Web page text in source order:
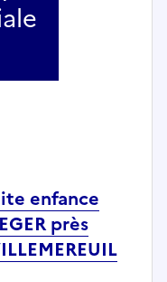
enfance
près